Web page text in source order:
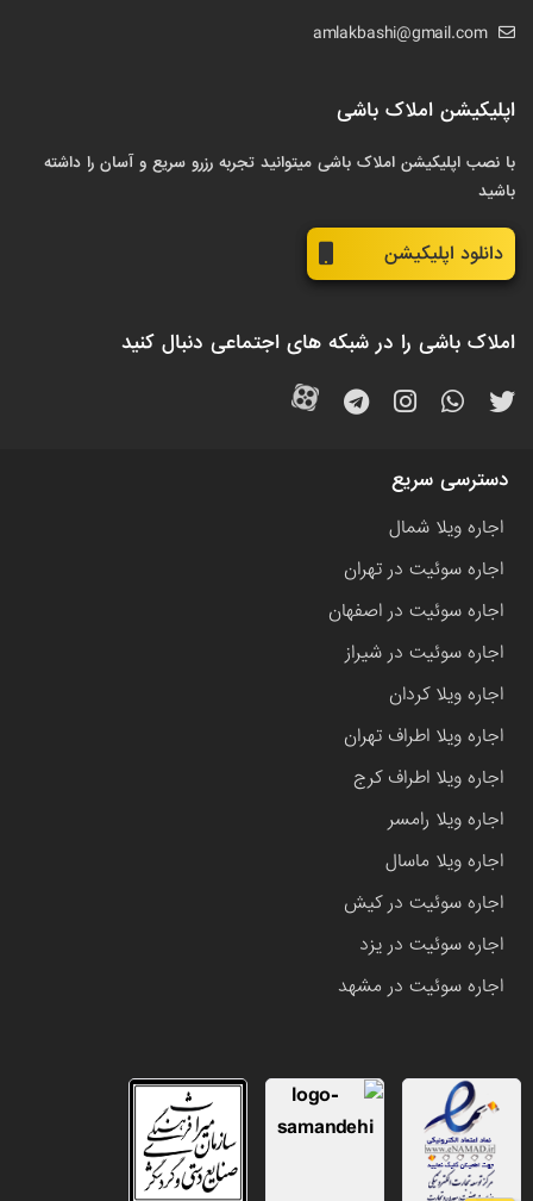
amlakbashi@gmail.com
اپلیکیشن املاک باشی
با نصب اپلیکیشن املاک باشی میتوانید تجربه رزرو سریع و آسان را داشته
باشید
دانلود اپلیکیشن
املاک باشی را در شبکه های اجتماعی دنبال کنید
دسترسی سریع
اجاره ویلا شمال
اجاره سوئیت در تهران
اجاره سوئیت در اصفهان
اجاره سوئیت در شیراز
اجاره ویلا کردان
اجاره ویلا اطراف تهران
اجاره ویلا اطراف کرج
اجاره ویلا رامسر
اجاره ویلا ماسال
اجاره سوئیت در کیش
اجاره سوئیت در یزد
اجاره سوئیت در مشهد